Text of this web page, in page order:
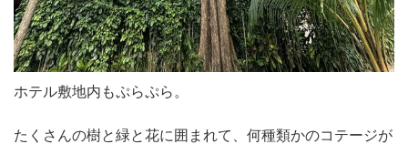
ホテル敷地内もぷらぷら。
たくさんの樹と緑と花に囲まれて、何種類かのコテージが